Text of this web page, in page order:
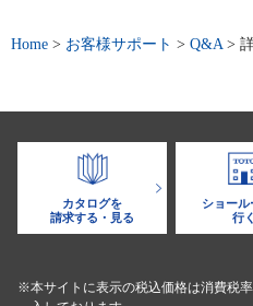
Home > お客様サポート > Q&A >
カタログを
請求する・見る
ショール
行く
※本サイトに表示の税込価格は消費税